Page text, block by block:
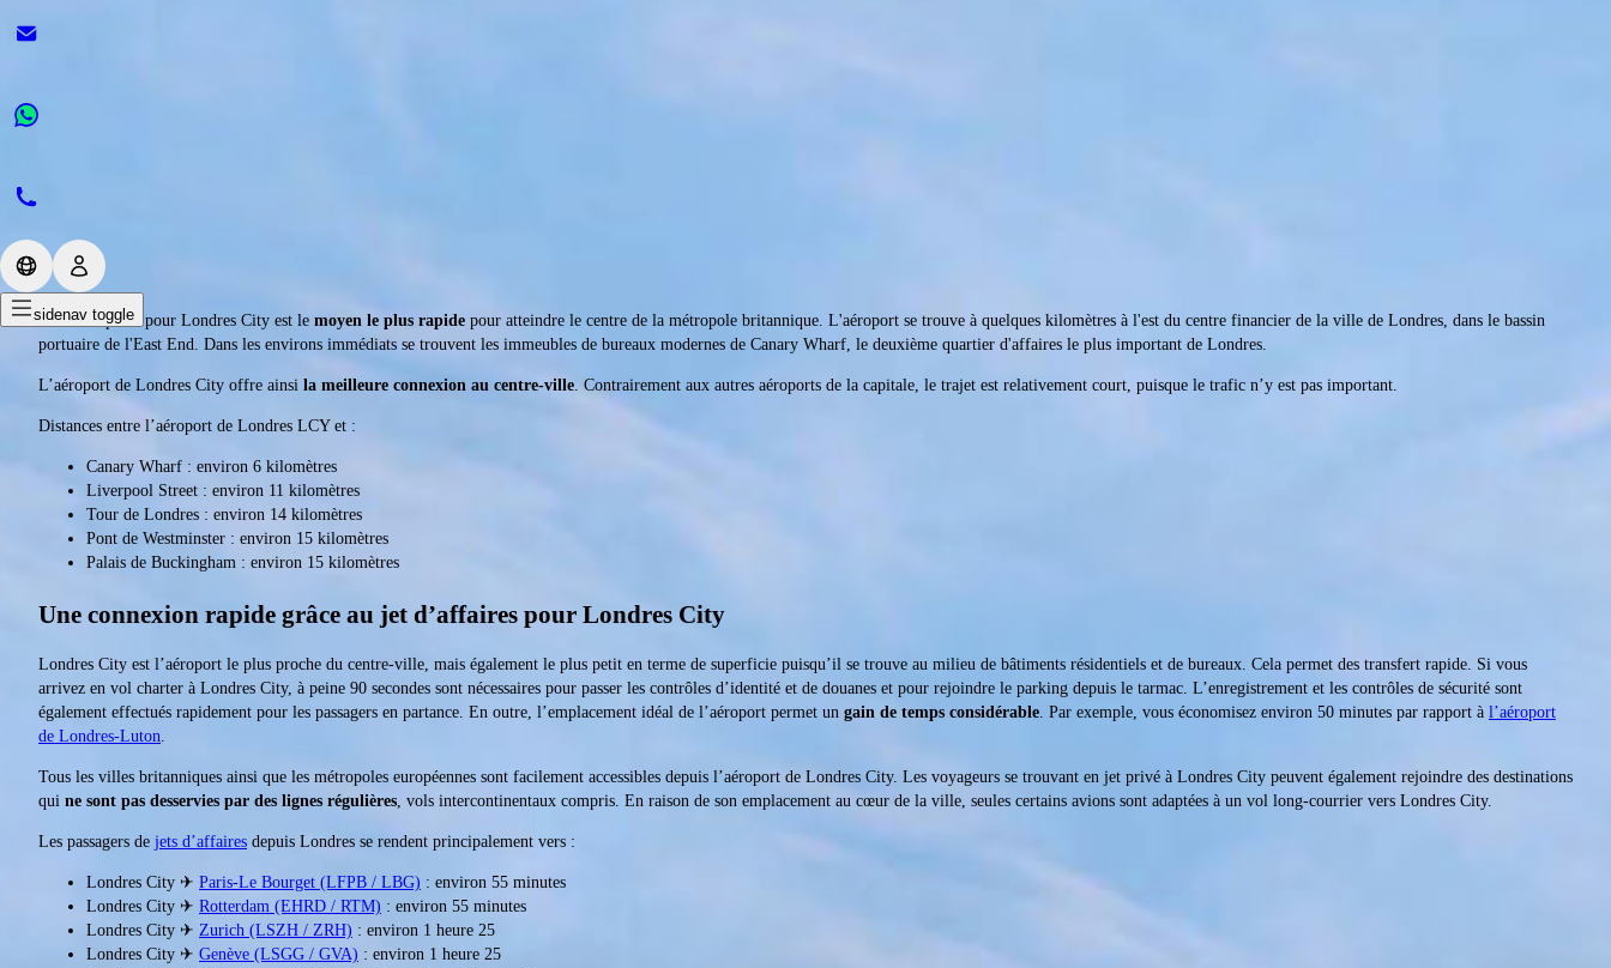
sidenav toggle
Un avion privé pour Londres City est le moyen le plus rapide pour atteindre le centre de la métropole britannique. L'aéroport se trouve à quelques kilomètres à l'est du centre financier de la ville de Londres, dans le bassin
portuaire de l'East End. Dans les environs immédiats se trouvent les immeubles de bureaux modernes de Canary Wharf, le deuxième quartier d'affaires le plus important de Londres.
L’aéroport de Londres City offre ainsi la meilleure connexion au centre-ville. Contrairement aux autres aéroports de la capitale, le trajet est relativement court, puisque le trafic n’y est pas important.
Distances entre l’aéroport de Londres LCY et :
Canary Wharf : environ 6 kilomètres
Liverpool Street : environ 11 kilomètres
Tour de Londres : environ 14 kilomètres
Pont de Westminster : environ 15 kilomètres
Palais de Buckingham : environ 15 kilomètres
Une connexion rapide grâce au jet d’affaires pour Londres City
Londres City est l’aéroport le plus proche du centre-ville, mais également le plus petit en terme de superficie puisqu’il se trouve au milieu de bâtiments résidentiels et de bureaux. Cela permet des transfert rapide. Si vous
arrivez en vol charter à Londres City, à peine 90 secondes sont nécessaires pour passer les contrôles d’identité et de douanes et pour rejoindre le parking depuis le tarmac. L’enregistrement et les contrôles de sécurité sont
également effectués rapidement pour les passagers en partance. En outre, l’emplacement idéal de l’aéroport permet un gain de temps considérable. Par exemple, vous économisez environ 50 minutes par rapport à l’aéroport
de Londres-Luton.
Tous les villes britanniques ainsi que les métropoles européennes sont facilement accessibles depuis l’aéroport de Londres City. Les voyageurs se trouvant en jet privé à Londres City peuvent également rejoindre des destinations
qui ne sont pas desservies par des lignes régulières, vols intercontinentaux compris. En raison de son emplacement au cœur de la ville, seules certains avions sont adaptées à un vol long-courrier vers Londres City.
Les passagers de jets d’affaires depuis Londres se rendent principalement vers :
Londres City ✈ Paris-Le Bourget (LFPB / LBG) : environ 55 minutes
Londres City ✈ Rotterdam (EHRD / RTM) : environ 55 minutes
Londres City ✈ Zurich (LSZH / ZRH) : environ 1 heure 25
Londres City ✈ Genève (LSGG / GVA) : environ 1 heure 25